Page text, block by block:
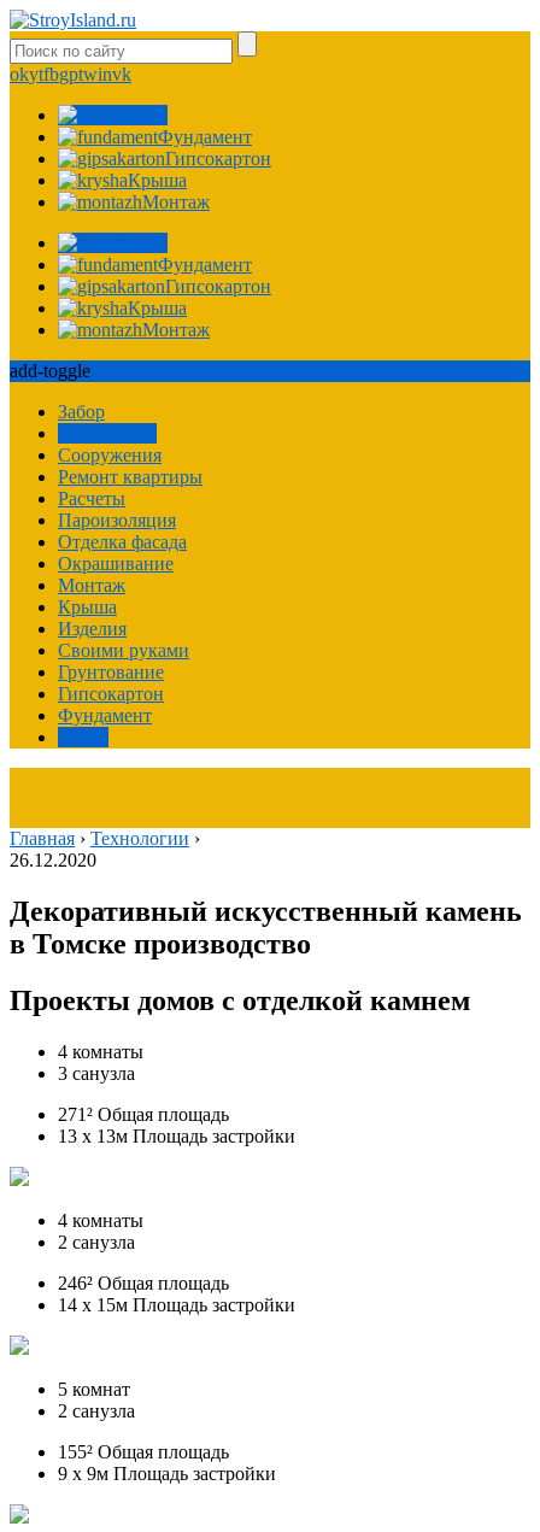
okytfbgptwinvk
Фундамент
Гипсокартон
Крыша
Монтаж
Фундамент
Гипсокартон
Крыша
Монтаж
add-toggle
Забор
Сооружения
Ремонт квартиры
Расчеты
Пароизоляция
Отделка фасада
Окрашивание
Монтаж
Крыша
Изделия
Своими руками
Грунтование
Гипсокартон
Фундамент
Главная › Технологии ›
26.12.2020
Декоративный искусственный камень
в Томске производство
Проекты домов с отделкой камнем
4 комнаты
3 санузла
271² Общая площадь
13 x 13м Площадь застройки
4 комнаты
2 санузла
246² Общая площадь
14 x 15м Площадь застройки
5 комнат
2 санузла
155² Общая площадь
9 x 9м Площадь застройки